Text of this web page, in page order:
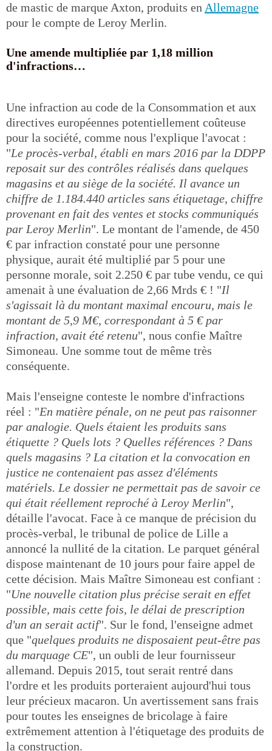
de mastic de marque Axton, produits en Allemagne
pour le compte de Leroy Merlin.
Une amende multipliée par 1,18 million
d'infractions…
Une infraction au code de la Consommation et aux
directives européennes potentiellement coûteuse
pour la société, comme nous l'explique l'avocat :
"Le procès-verbal, établi en mars 2016 par la DDPP
reposait sur des contrôles réalisés dans quelques
magasins et au siège de la société. Il avance un
chiffre de 1.184.440 articles sans étiquetage, chiffre
provenant en fait des ventes et stocks communiqués
par Leroy Merlin". Le montant de l'amende, de 450
€ par infraction constaté pour une personne
physique, aurait été multiplié par 5 pour une
personne morale, soit 2.250 € par tube vendu, ce qui
amenait à une évaluation de 2,66 Mrds € ! "Il
s'agissait là du montant maximal encouru, mais le
montant de 5,9 M€, correspondant à 5 € par
infraction, avait été retenu", nous confie Maître
Simoneau. Une somme tout de même très
conséquente.
Mais l'enseigne conteste le nombre d'infractions
réel : "En matière pénale, on ne peut pas raisonner
par analogie. Quels étaient les produits sans
étiquette ? Quels lots ? Quelles références ? Dans
quels magasins ? La citation et la convocation en
justice ne contenaient pas assez d'éléments
matériels. Le dossier ne permettait pas de savoir ce
qui était réellement reproché à Leroy Merlin",
détaille l'avocat. Face à ce manque de précision du
procès-verbal, le tribunal de police de Lille a
annoncé la nullité de la citation. Le parquet général
dispose maintenant de 10 jours pour faire appel de
cette décision. Mais Maître Simoneau est confiant :
"Une nouvelle citation plus précise serait en effet
possible, mais cette fois, le délai de prescription
d'un an serait actif". Sur le fond, l'enseigne admet
que "quelques produits ne disposaient peut-être pas
du marquage CE", un oubli de leur fournisseur
allemand. Depuis 2015, tout serait rentré dans
l'ordre et les produits porteraient aujourd'hui tous
leur précieux macaron. Un avertissement sans frais
pour toutes les enseignes de bricolage à faire
extrêmement attention à l'étiquetage des produits de
la construction.